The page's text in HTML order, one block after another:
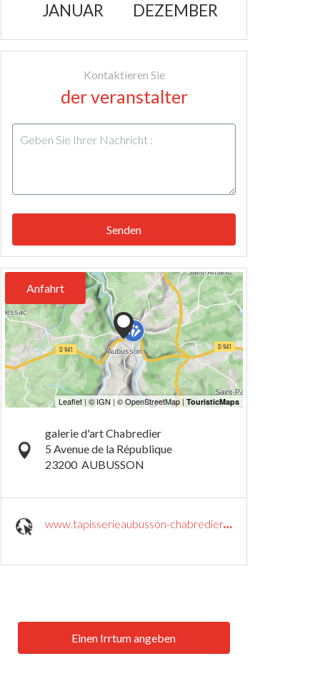
JANUAR DEZEMBER
Kontaktieren Sie
der veranstalter
Senden
Anfahrt
galerie d'art Chabredier
5 Avenue de la République
23200 AUBUSSON
www.tapisserieaubusson-chabredier.com
Einen Irrtum angeben